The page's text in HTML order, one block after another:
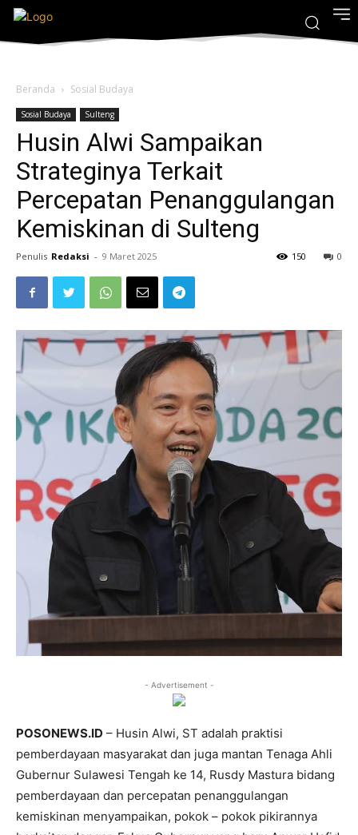
Beranda Sosial Budaya
Sosial Budaya Sulteng
Husin Alwi Sampaikan
Strateginya Terkait
Percepatan Penanggulangan
Kemiskinan di Sulteng
Penulis Redaksi - 9 Maret 2025 0
150
- Advertisement -
POSONEWS.ID – Husin Alwi, ST adalah praktisi
pemberdayaan masyarakat dan juga mantan Tenaga Ahli
Gubernur Sulawesi Tengah ke 14, Rusdy Mastura bidang
pemberdayaan dan percepatan penanggulangan
kemiskinan menyampaikan, pokok – pokok pikirannya